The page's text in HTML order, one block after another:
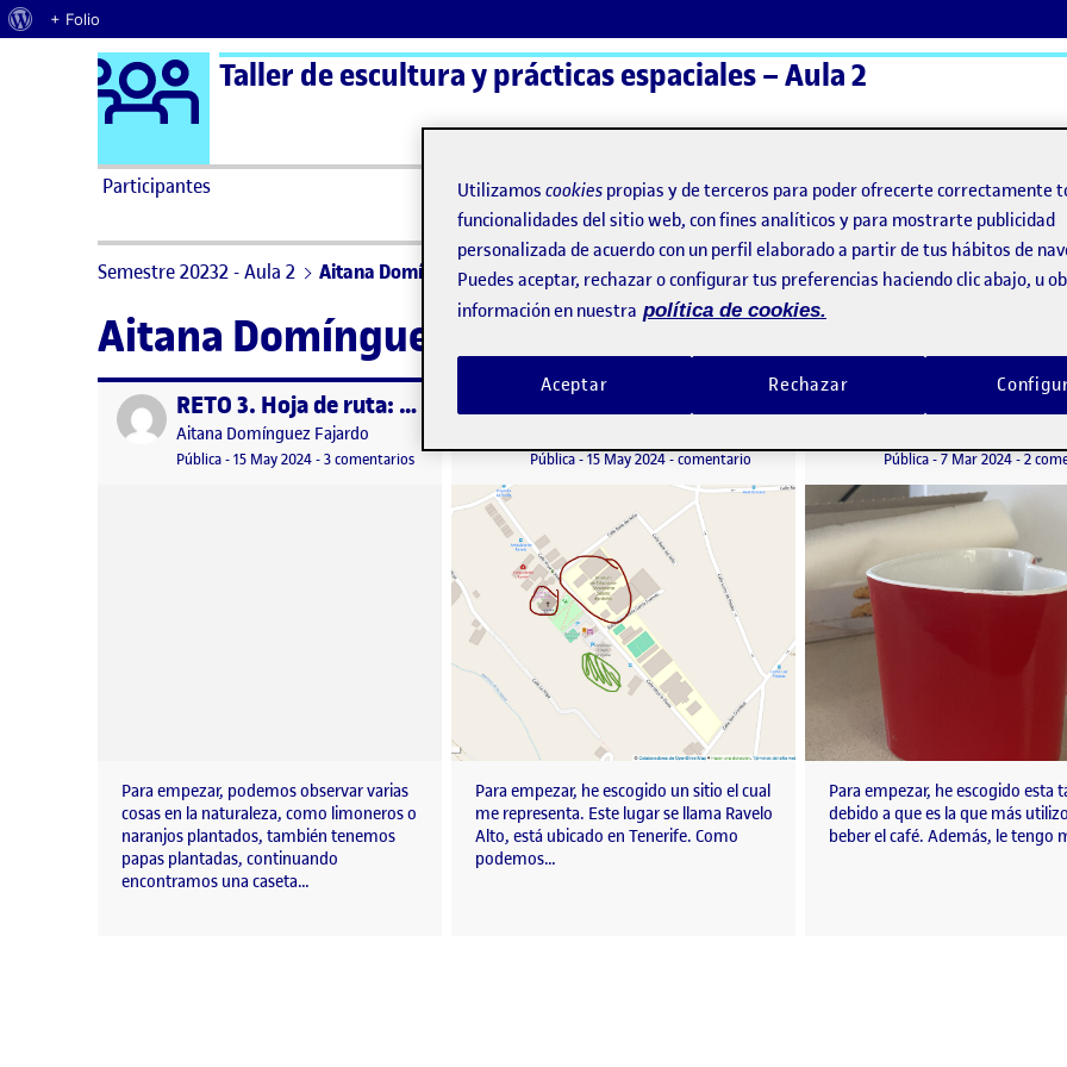
Acerca de WordPress
+ Folio
Saltar al contenido Logo Ágora
Taller de escultura y prácticas espaciales – Aula 2
Participantes ActiFolios
Semestre 20232 - Aula 2 Aitana Domínguez Fajardo
Aitana Domínguez Fajardo
Publicado por RETO 3. Hoja de ruta: Bocetos
Publicado por
Aitana Domínguez Fajardo
Visibilidad:
Pública-Fecha de publicación
15 May 2024-3 comentariosen RETO 3. Hoja de ruta: Bocetos
Para empezar, podemos observar varias
cosas en la naturaleza, como limoneros o
naranjos plantados, también tenemos
papas plantadas, continuando
encontramos una caseta…
RETO 3. Hoja de ruta: cartografía
Visibilidad:
Pública-Fecha de publicación
15 May 2024-comentarioen RETO 3. Hoja de ruta: cartografía
Para empezar, he escogido un sitio el cual
me representa. Este lugar se llama Ravelo
Alto, está ubicado en Tenerife. Como
podemos…
Reto 1: Pitch del
Visibilidad:
Pública-Fecha de
7 Mar 2024-2
Para empezar, he escogido esta
debido a que es la que más
beber el café. Además, le tengo
Utilizamos cookies propias y de terceros para poder ofrecerte correctamente
funcionalidades del sitio web, con fines analíticos y para mostrarte publicidad
personalizada de acuerdo con un perfil elaborado a partir de tus hábitos de
Puedes aceptar, rechazar o configurar tus preferencias haciendo clic abajo, u
información en nuestra política de cookies.
Rechazar
Aceptar